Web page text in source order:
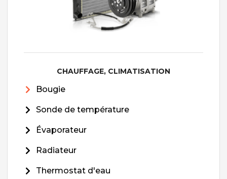
CHAUFFAGE, CLIMATISATION
Bougie
Sonde de température
Évaporateur
Radiateur
Thermostat d'eau